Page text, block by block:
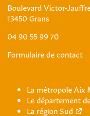
Boulevard Victor-
13450 Grans
04 90 55 99 70
Formulaire de contact
La métropole Aix
Le département
La région Sud